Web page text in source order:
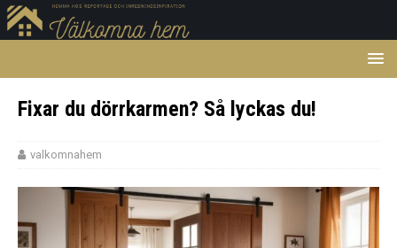
Fixar du dörrkarmen? Så lyckas du!
valkomnahem